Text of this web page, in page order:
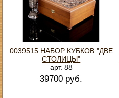
0039515 НАБОР КУБКОВ "ДВЕ
СТОЛИЦЫ"
арт. 88
39700 руб.